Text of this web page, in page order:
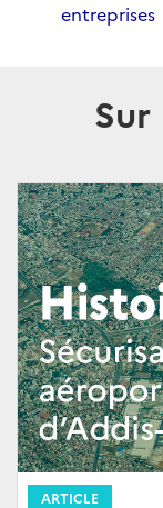
entreprises
ARTICLE